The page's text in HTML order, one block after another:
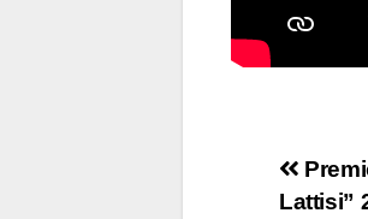
Lattisi”